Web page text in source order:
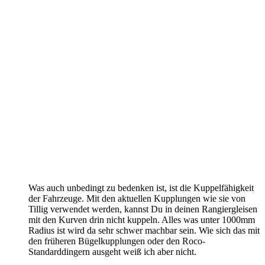
Was auch unbedingt zu bedenken ist, ist die Kuppelfähigkeit
der Fahrzeuge. Mit den aktuellen Kupplungen wie sie von
Tillig verwendet werden, kannst Du in deinen Rangiergleisen
mit den Kurven drin nicht kuppeln. Alles was unter 1000mm
Radius ist wird da sehr schwer machbar sein. Wie sich das mit
den früheren Bügelkupplungen oder den Roco-
Standarddingern ausgeht weiß ich aber nicht.